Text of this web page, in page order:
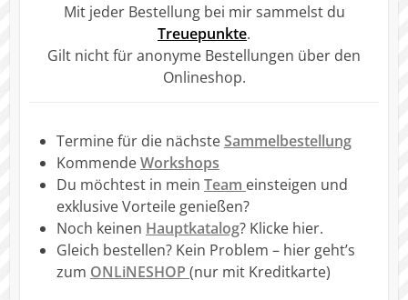
Mit jeder Bestellung bei mir sammelst du
Treuepunkte.
Gilt nicht für anonyme Bestellungen über den
Onlineshop.
Termine für die nächsteSammelbestellung
KommendeWorkshops
Du möchtest in mein Team einsteigen und
exklusive Vorteile genießen?
Noch keinen Hauptkatalog? Klicke hier.
Gleich bestellen? Kein Problem – hier geht’s
zum ONLiNESHOP (nur mit Kreditkarte)